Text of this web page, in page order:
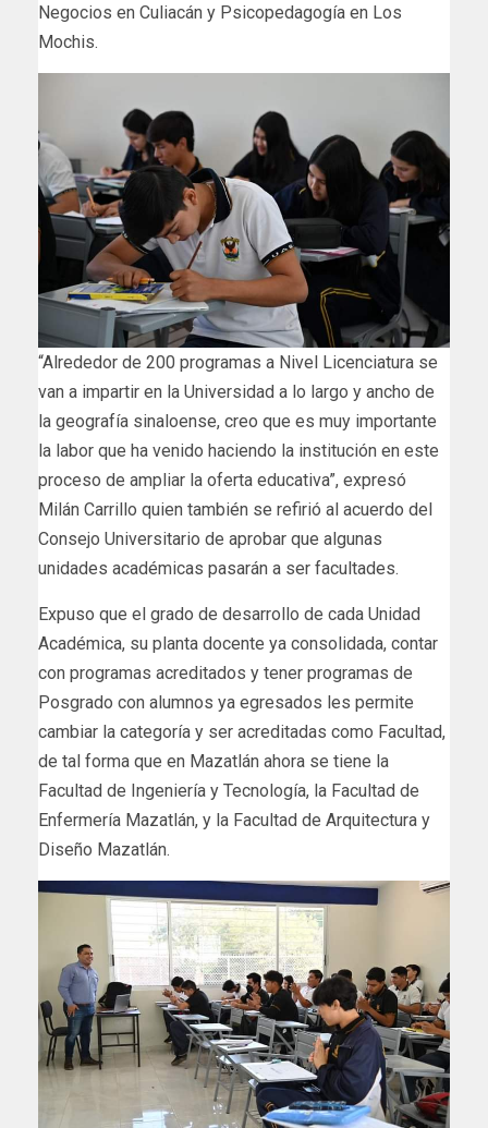
Negocios en Culiacán y Psicopedagogía en Los
Mochis.
“Alrededor de 200 programas a Nivel Licenciatura se
van a impartir en la Universidad a lo largo y ancho de
la geografía sinaloense, creo que es muy importante
la labor que ha venido haciendo la institución en este
proceso de ampliar la oferta educativa”, expresó
Milán Carrillo quien también se refirió al acuerdo del
Consejo Universitario de aprobar que algunas
unidades académicas pasarán a ser facultades.
Expuso que el grado de desarrollo de cada Unidad
Académica, su planta docente ya consolidada, contar
con programas acreditados y tener programas de
Posgrado con alumnos ya egresados les permite
cambiar la categoría y ser acreditadas como Facultad,
de tal forma que en Mazatlán ahora se tiene la
Facultad de Ingeniería y Tecnología, la Facultad de
Enfermería Mazatlán, y la Facultad de Arquitectura y
Diseño Mazatlán.